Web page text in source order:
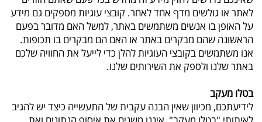
לאתר או גולשים מדף אחד לאחר. קובצי עוגיות מספקים גם מידע
על האופן בו אנשים משתמשים באתר, למשל האם מדובר בפעם
הראשונה שהם מבקרים באתר או האם הם מבקרים בו תכופות.
אנו משתמשים בקובצי העוגיות להלן כדי לייעל את החוויה שלכם
באתר שלנו ולספק את השירותים שלנו.
בטלו מעקב
לידיעתכם, מכיוון שאין הבנה עקבית של התעשייה כיצד יש להגיב